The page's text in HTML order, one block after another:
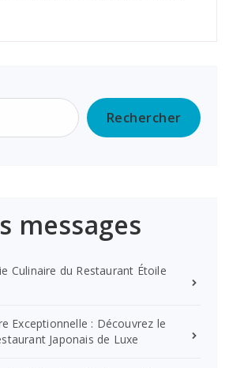
Rechercher
messages
Culinaire du Restaurant Étoile
Exceptionnelle : Découvrez le
Japonais de Luxe